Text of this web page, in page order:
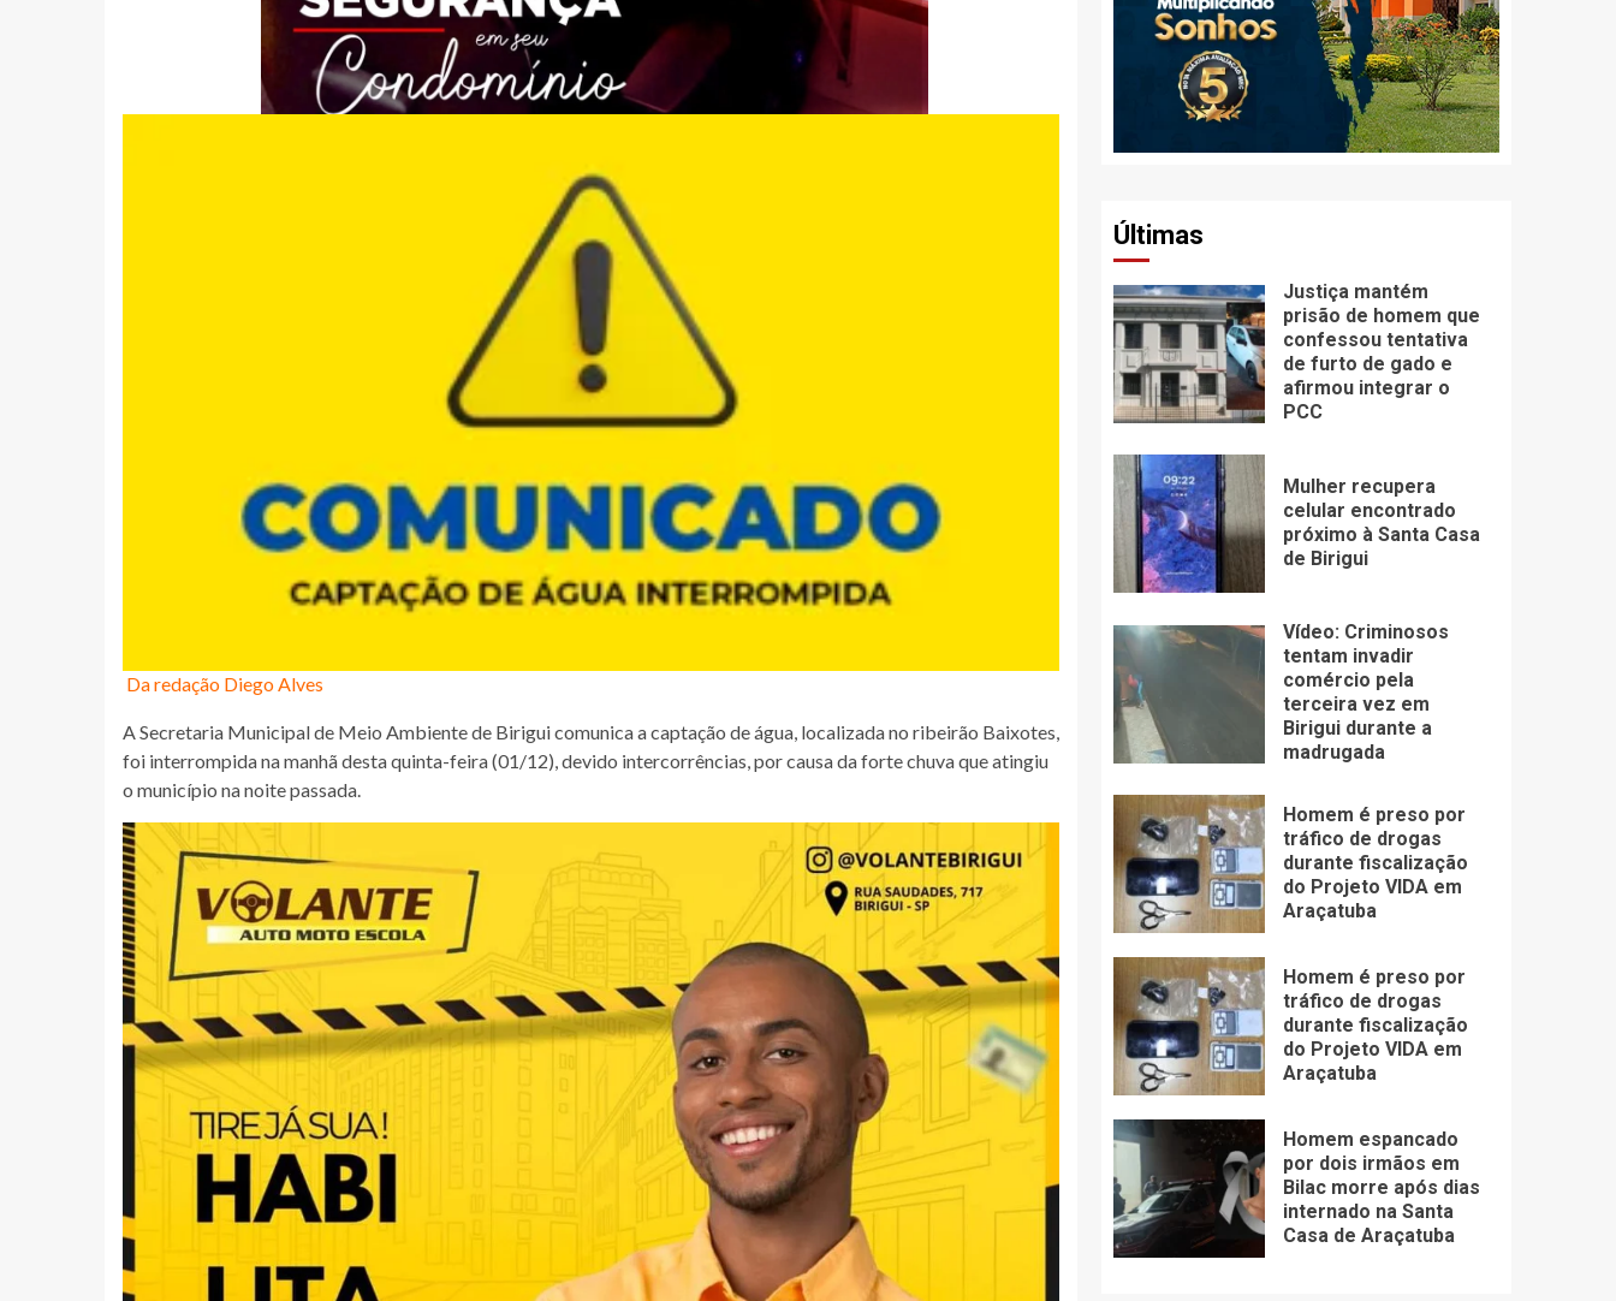
Da redação Diego Alves
A Secretaria Municipal de Meio Ambiente de Birigui comunica a captação de água, localizada no ribeirão Baixotes,
foi interrompida na manhã desta quinta-feira (01/12), devido intercorrências, por causa da forte chuva que atingiu
o município na noite passada.
Últimas
Justiça mantém
prisão de homem que
confessou tentativa
de furto de gado e
afirmou integrar o
PCC
Mulher recupera
celular encontrado
próximo à Santa Casa
de Birigui
Vídeo: Criminosos
tentam invadir
comércio pela
terceira vez em
Birigui durante a
madrugada
Homem é preso por
tráfico de drogas
durante fiscalização
do Projeto VIDA em
Araçatuba
Homem é preso por
tráfico de drogas
durante fiscalização
do Projeto VIDA em
Araçatuba
Homem espancado
por dois irmãos em
Bilac morre após dias
internado na Santa
Casa de Araçatuba